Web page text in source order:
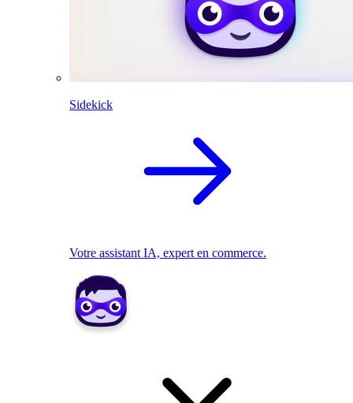
Sidekick
Votre assistant IA, expert en commerce.